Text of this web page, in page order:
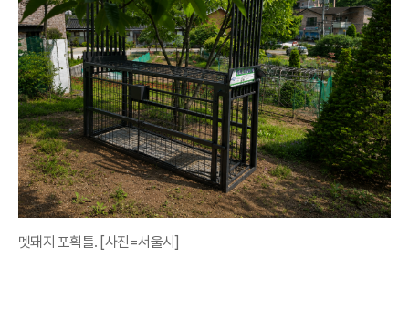
멧돼지 포획틀. [사진=서울시]